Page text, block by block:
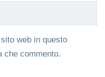
web in questo
che commento.